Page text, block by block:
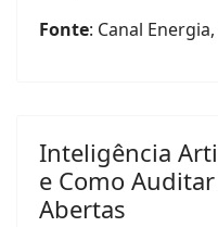
Fonte: Canal
Inteligência
e Como
Abertas